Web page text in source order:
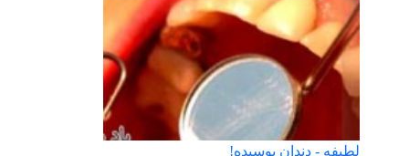
لطیفه - دندان پوسیده!